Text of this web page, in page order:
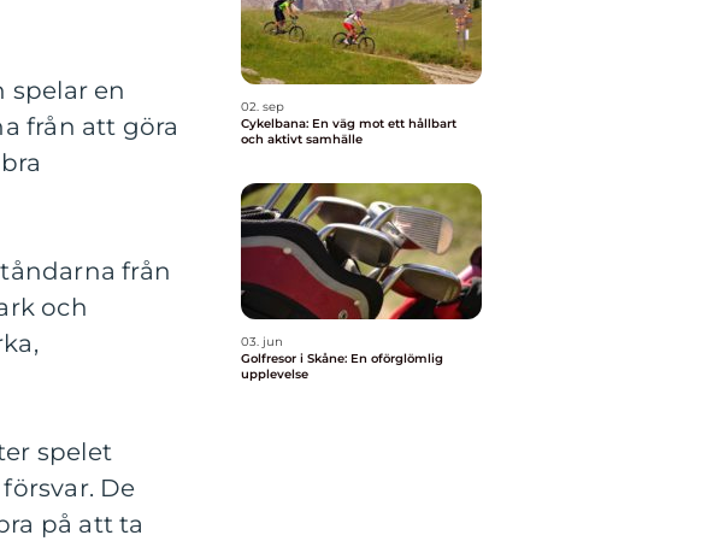
spelar en
från att göra
från
och
spelet
De
på att ta
02. sep
Cykelbana: En väg mot ett hållbart
och aktivt samhälle
03. jun
Golfresor i Skåne: En oförglömlig
upplevelse